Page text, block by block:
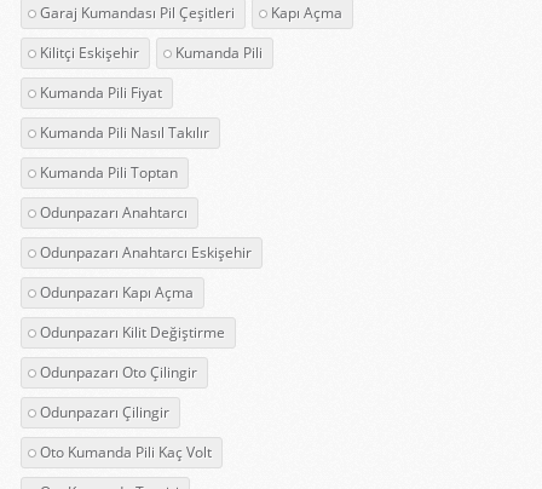
Garaj Kumandası Pil Çeşitleri
Kapı Açma
Kilitçi Eskişehir
Kumanda Pili
Kumanda Pili Fiyat
Kumanda Pili Nasıl Takılır
Kumanda Pili Toptan
Odunpazarı Anahtarcı
Odunpazarı Anahtarcı Eskişehir
Odunpazarı Kapı Açma
Odunpazarı Kilit Değiştirme
Odunpazarı Oto Çilingir
Odunpazarı Çilingir
Oto Kumanda Pili Kaç Volt